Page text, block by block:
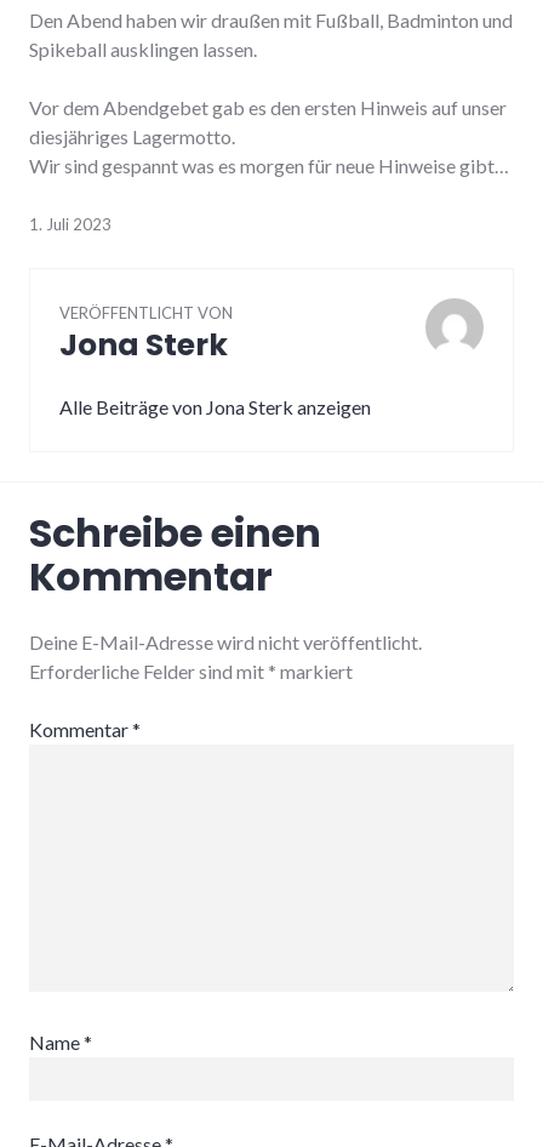
Den Abend haben wir draußen mit Fußball, Badminton und
Spikeball ausklingen lassen.
Vor dem Abendgebet gab es den ersten Hinweis auf unser
diesjähriges Lagermotto.
Wir sind gespannt was es morgen für neue Hinweise gibt…
1. Juli 2023
VERÖFFENTLICHT VON
Jona Sterk
Alle Beiträge von Jona Sterk anzeigen
Schreibe einen
Kommentar
Deine E-Mail-Adresse wird nicht veröffentlicht.
Erforderliche Felder sind mit * markiert
Kommentar*
Name*